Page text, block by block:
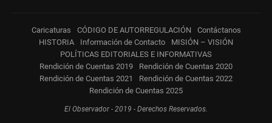
Caricaturas CÓDIGO DE AUTORREGULACIÓN
Contáctanos
HISTORIA
Información de Contacto
MISIÓN – VISIÓN
POLÍTICAS EDITORIALES E INFORMATIVAS
Rendición de Cuentas 2019
Rendición de Cuentas 2020
Rendición de Cuentas 2021
Rendición de Cuentas 2022
Rendición de Cuentas 2025
El Observador - 2019 - Derechos Reservados.